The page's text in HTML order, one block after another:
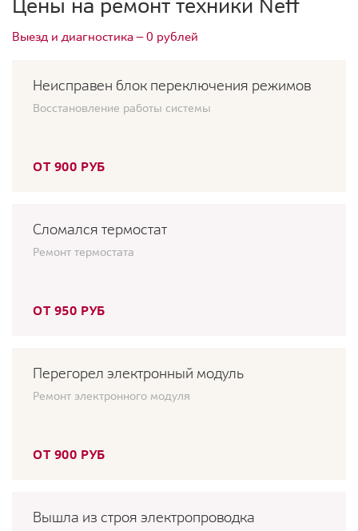
Выезд и диагностика — 0 рублей
Неисправен блок переключения режимов
Восстановление работы системы
ОТ 900 РУБ
Сломался термостат
Ремонт термостата
ОТ 950 РУБ
Перегорел электронный модуль
Ремонт электронного модуля
ОТ 900 РУБ
Вышла из строя электропроводка